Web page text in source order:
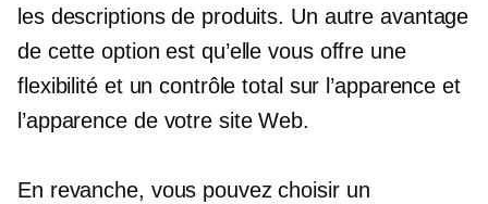
les descriptions de produits. Un autre avantage
de cette option est qu’elle vous offre une
flexibilité et un contrôle total sur l’apparence et
l’apparence de votre site Web.
En revanche, vous pouvez choisir un